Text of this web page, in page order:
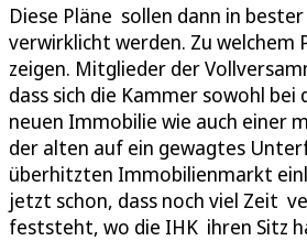
Diese Pläne sollen dann in
verwirklicht werden. Zu welchem
zeigen. Mitglieder der
dass sich die Kammer sowohl bei
neuen Immobilie wie auch einer
der alten auf ein gewagtes
überhitzten Immobilienmarkt
jetzt schon, dass noch viel Zeit
feststeht, wo die IHK ihren Sitz